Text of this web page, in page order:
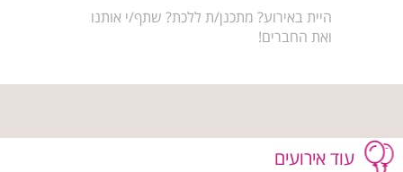
היית באירוע? מתכנן/ת ללכת? שתף/י אותנו
ואת החברים!
עוד אירועים